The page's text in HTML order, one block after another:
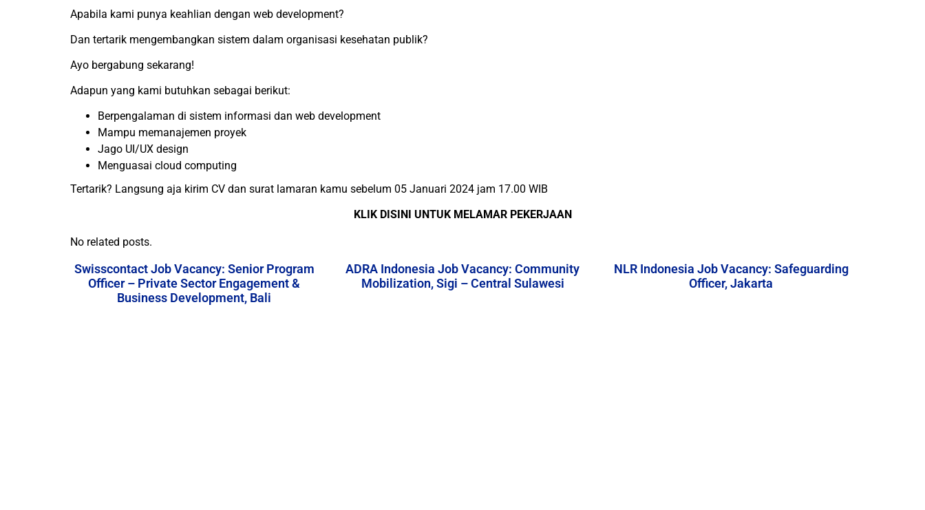
Apabila kami punya keahlian dengan web development?
Dan tertarik mengembangkan sistem dalam organisasi kesehatan publik?
Ayo bergabung sekarang!
Adapun yang kami butuhkan sebagai berikut:
Berpengalaman di sistem informasi dan web development
Mampu memanajemen proyek
Jago UI/UX design
Menguasai cloud computing
Tertarik? Langsung aja kirim CV dan surat lamaran kamu sebelum 05 Januari 2024 jam 17.00 WIB
KLIK DISINI UNTUK MELAMAR PEKERJAAN
No related posts.
Swisscontact Job Vacancy: Senior Program
Officer – Private Sector Engagement &
Business Development, Bali
ADRA Indonesia Job Vacancy: Community
Mobilization, Sigi – Central Sulawesi
NLR Indonesia Job Vacancy: Safeguarding
Officer, Jakarta